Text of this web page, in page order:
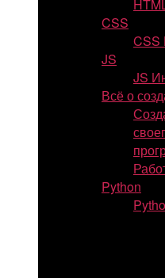
CSS
JS
JS
Всё о
Python